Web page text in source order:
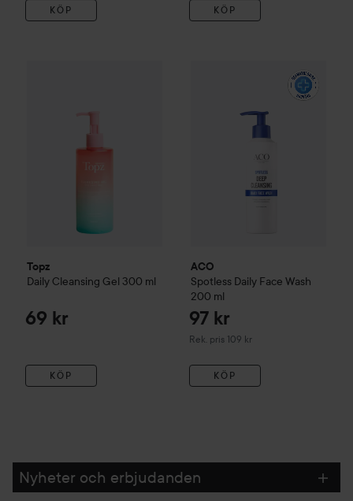
KÖP KÖP
Topz
Daily Cleansing Gel 300 ml
69 kr
KÖP
ACO
Spotless Daily Face Wash
200 ml
97 kr
Rek. pris 109 kr
Rekommenderat pris 109 kr
KÖP
Spotless Daily Face
Nyheter och erbjudanden